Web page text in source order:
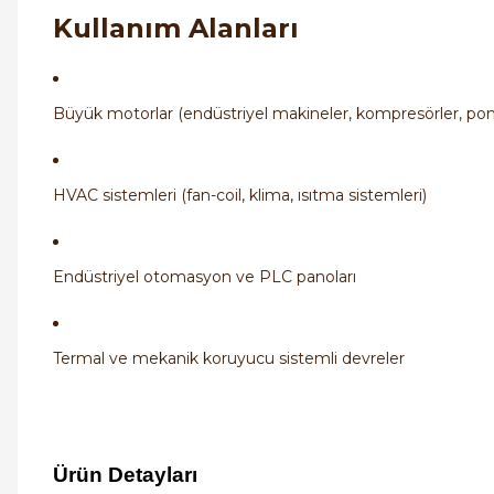
Kullanım Alanları
Büyük motorlar (endüstriyel makineler, kompresörler,
HVAC sistemleri (fan-coil, klima, ısıtma sistemleri)
Endüstriyel otomasyon ve PLC panoları
Termal ve mekanik koruyucu sistemli devreler
Ürün Detayları